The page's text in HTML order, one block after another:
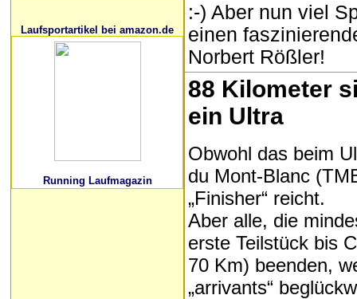
Laufsportartikel bei amazon.de
Running Laufmagazin
:-) Aber nun viel
einen
Norbert Rößler!
88 Kilometer
ein Ultra
Obwohl das beim
du Mont-Blanc
„Finisher“ reicht.
Aber alle, die
erste Teilstück bis
70 Km) beenden,
„arrivants“